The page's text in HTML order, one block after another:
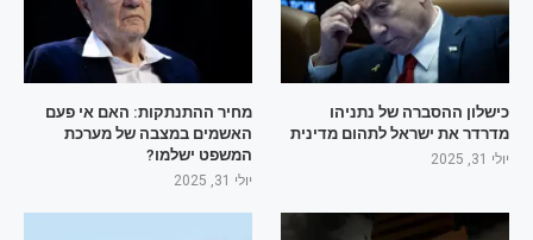
כישלון ההסברה של נתניהו
מדרדר את ישראל לתהום מדינית
יולי 31, 2025
מחיר ההתנתקות: האם אי פעם
האשמים במצבה של מערכת
המשפט ישלמו?
יולי 31, 2025